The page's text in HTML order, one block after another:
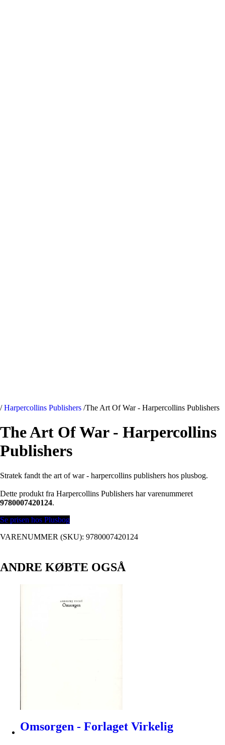
/ Harpercollins Publishers /The Art Of War - Harpercollins Publishers
The Art Of War - Harpercollins
Publishers
Stratek fandt the art of war - harpercollins publishers hos plusbog.
Dette produkt fra Harpercollins Publishers har varenummeret
9780007420124.
Se prisen hos Plusbog
VARENUMMER (SKU): 9780007420124
ANDRE KØBTE OGSÅ
Omsorgen - Forlaget Virkelig